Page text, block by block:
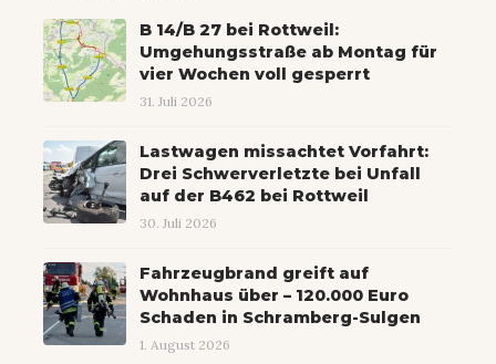
B 14/B 27 bei Rottweil:
Umgehungsstraße ab Montag für
vier Wochen voll gesperrt
31. Juli 2026
Lastwagen missachtet Vorfahrt:
Drei Schwerverletzte bei Unfall
auf der B462 bei Rottweil
30. Juli 2026
Fahrzeugbrand greift auf
Wohnhaus über – 120.000 Euro
Schaden in Schramberg-Sulgen
1. August 2026